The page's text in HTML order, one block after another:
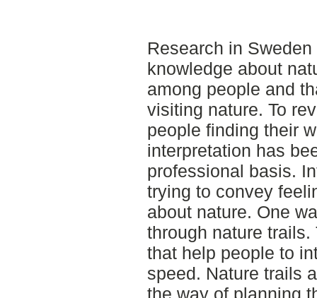
Research in
knowledge about
among people and
visiting nature. To
people finding their
interpretation has
professional basis.
trying to convey
about nature. One
through nature
that help people to
speed. Nature trails
the way of planning